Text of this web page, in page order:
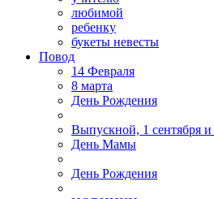
любимой
ребенку
букеты невесты
Повод
14 Февраля
8 марта
День Рождения
Выпускной, 1 сентября
День Мамы
День Рождения